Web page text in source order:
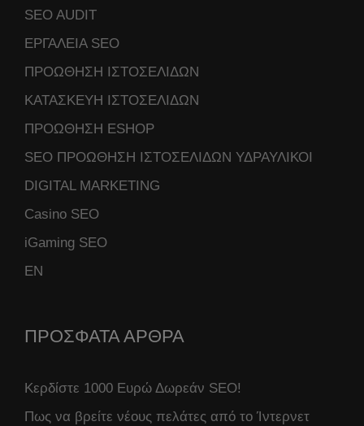
SEO AUDIT
ΕΡΓΑΛΕΙΑ SEO
ΠΡΟΩΘΗΣΗ ΙΣΤΟΣΕΛΙΔΩΝ
ΚΑΤΑΣΚΕΥΗ ΙΣΤΟΣΕΛΙΔΩΝ
ΠΡΟΩΘΗΣΗ ESHOP
SEO ΠΡΟΩΘΗΣΗ ΙΣΤΟΣΕΛΙΔΩΝ ΥΔΡΑΥΛΙΚΟΙ
DIGITAL MARKETING
Casino SEO
iGaming SEO
ΕΝ
ΠΡΟΣΦΑΤΑ ΑΡΘΡΑ
Κερδίστε 1000 Ευρώ Δωρεάν SEO!
Πως να βρείτε νέους πελάτες από το Ίντερνετ